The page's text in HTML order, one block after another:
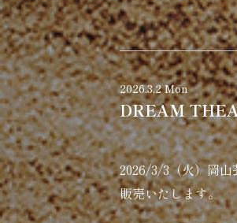
2026.3.2 Mon
DREAM
2026/3/3（火）岡山
販売いたします。